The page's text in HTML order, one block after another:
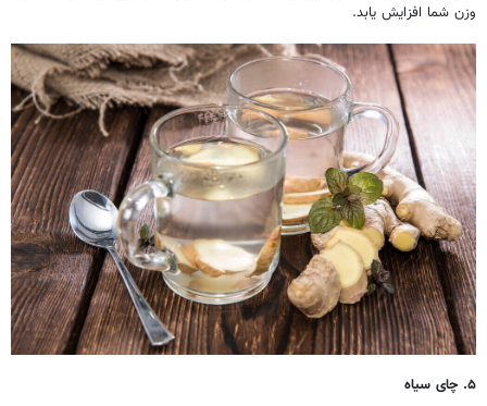
وزن شما افزایش یابد.
۵. چای سیاه